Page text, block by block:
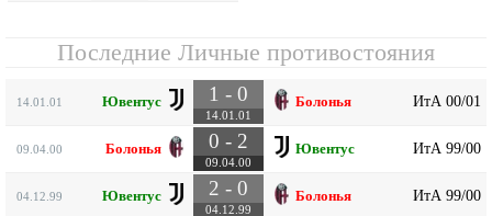
Последние Личные противостояния
14.01.01 Ювентус 1 - 0
14.01.01
Болонья ИтА 00/01
09.04.00 Болонья 0 - 2
09.04.00
Ювентус ИтА 99/00
04.12.99 Ювентус 2 - 0
04.12.99
Болонья ИтА 99/00